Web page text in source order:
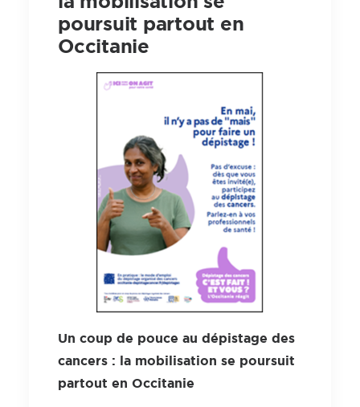
poursuit partout en
Occitanie
Un coup de pouce au dépistage des
cancers : la mobilisation se poursuit
partout en Occitanie